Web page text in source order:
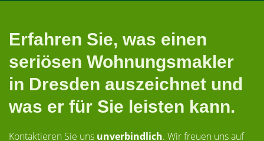
Erfahren Sie, was einen
seriösen Wohnungsmakler
in Dresden auszeichnet und
was er für Sie leisten kann.
Kontaktieren Sie uns unverbindlich. Wir freuen uns auf